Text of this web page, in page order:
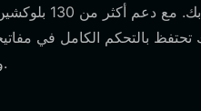
سطح
وعبارات الاسترداد، مما يضمن عدم وصول أي طرف ثالث إلى أموالك.